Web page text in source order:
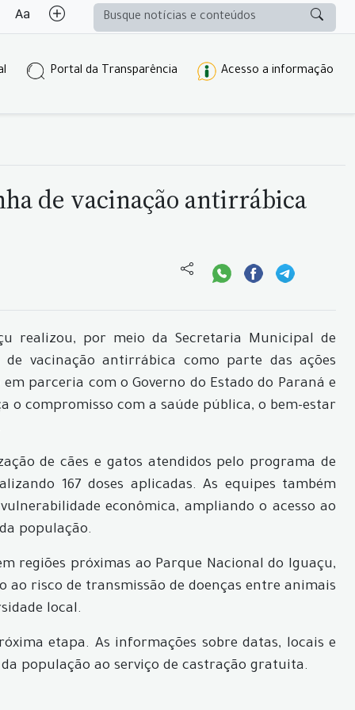
Portal da Transparência Acesso a informação
de vacinação antirrábica
realizou, por meio da Secretaria Municipal de
vacinação antirrábica como parte das ações
parceria com o Governo do Estado do Paraná e
compromisso com a saúde pública, o bem-estar
de cães e gatos atendidos pelo programa de
167 doses aplicadas. As equipes também
econômica, ampliando o acesso ao
população.
regiões próximas ao Parque Nacional do Iguaçu,
risco de transmissão de doenças entre animais
local.
etapa. As informações sobre datas, locais e
população ao serviço de castração gratuita.